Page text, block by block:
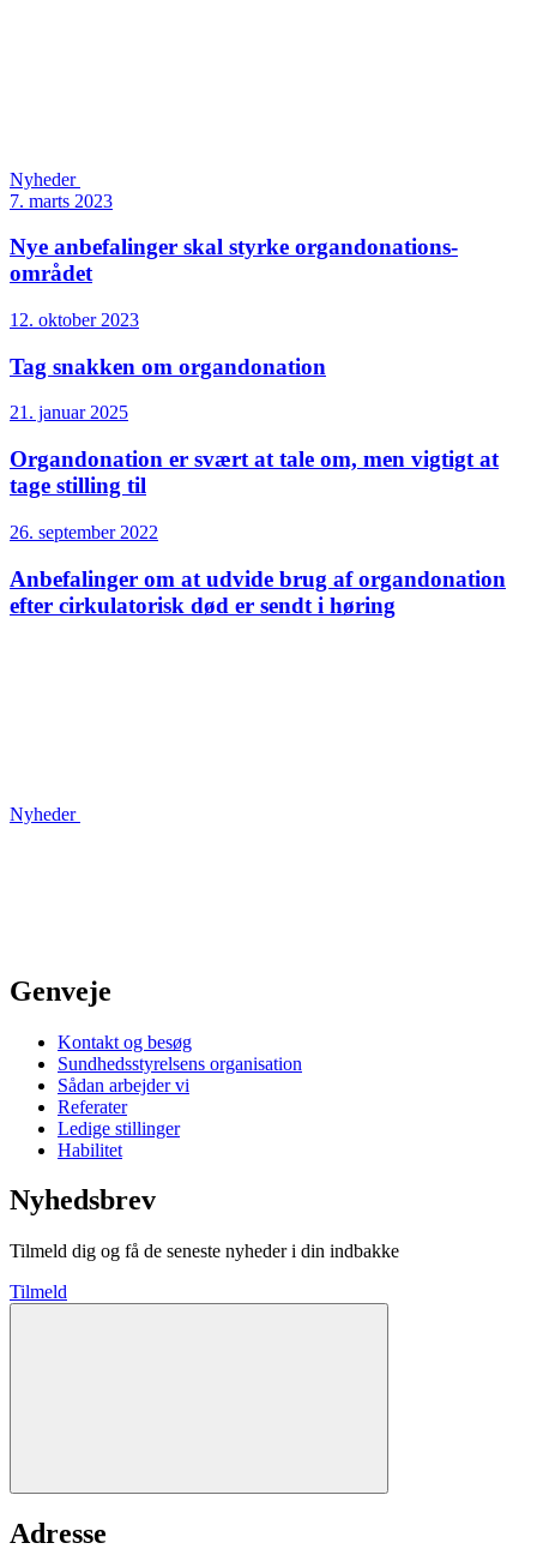
Nyheder
7. marts 2023
Nye anbefalinger skal styrke organdonations­
området
12. oktober 2023
Tag snakken om organdonation
21. januar 2025
Organdonation er svært at tale om, men vigtigt at
tage stilling til
26. september 2022
Anbefalinger om at udvide brug af organ­donation
efter cirkulatorisk død er sendt i høring
Nyheder
Genveje
Kontakt og besøg
Sundhedsstyrelsens organisation
Sådan arbejder vi
Referater
Ledige stillinger
Habilitet
Nyhedsbrev
Tilmeld dig og få de seneste nyheder i din indbakke
Tilmeld
Adresse